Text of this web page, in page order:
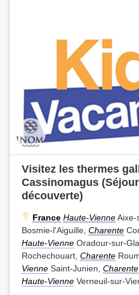
Visitez les thermes
Cassinomagus
découverte)
France Haute-VienneAixe-
Bosmie-l'Aiguille, Charente
Haute-Vienne Oradour-sur-
Rochechouart, Charente
Vienne Saint-Junien, Charente
Haute-Vienne Verneuil-sur-